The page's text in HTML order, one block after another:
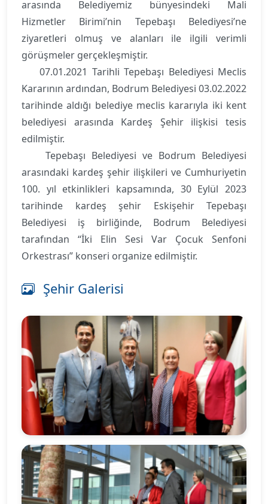
arasında Belediyemiz bünyesindeki Mali
Hizmetler Birimi’nin Tepebaşı Belediyesi’ne
ziyaretleri olmuş ve alanları ile ilgili verimli
görüşmeler gerçekleşmiştir.
07.01.2021 Tarihli Tepebaşı Belediyesi Meclis
Kararının ardından, Bodrum Belediyesi 03.02.2022
tarihinde aldığı belediye meclis kararıyla iki kent
belediyesi arasında Kardeş Şehir ilişkisi tesis
edilmiştir.
Tepebaşı Belediyesi ve Bodrum Belediyesi
arasındaki kardeş şehir ilişkileri ve Cumhuriyetin
100. yıl etkinlikleri kapsamında, 30 Eylül 2023
tarihinde kardeş şehir Eskişehir Tepebaşı
Belediyesi iş birliğinde, Bodrum Belediyesi
tarafından “İki Elin Sesi Var Çocuk Senfoni
Orkestrası” konseri organize edilmiştir.
Şehir Galerisi